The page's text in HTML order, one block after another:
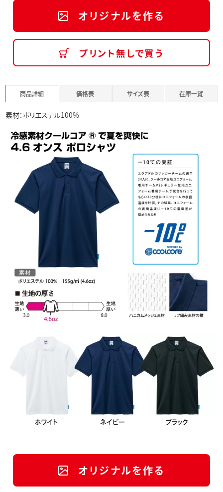
オリジナルを作る
プリント無しで買う
商品詳細 価格表 サイズ表 在庫一覧
素材：ポリエステル100%
オリジナルを作る